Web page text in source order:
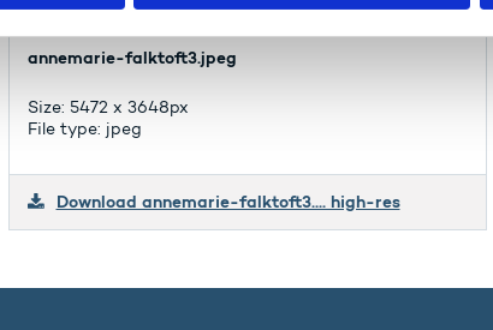
annemarie-falktoft3.jpeg
Size: 5472 x 3648px
File type: jpeg
Download annemarie-falktoft3.... high-res